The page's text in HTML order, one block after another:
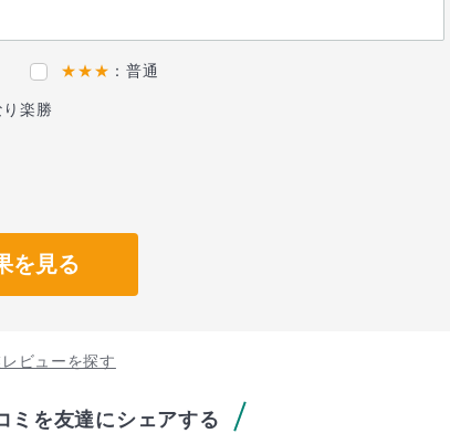
★★★ ：普通
り楽勝
を見る
ビューを探す
ミを友達にシェアする